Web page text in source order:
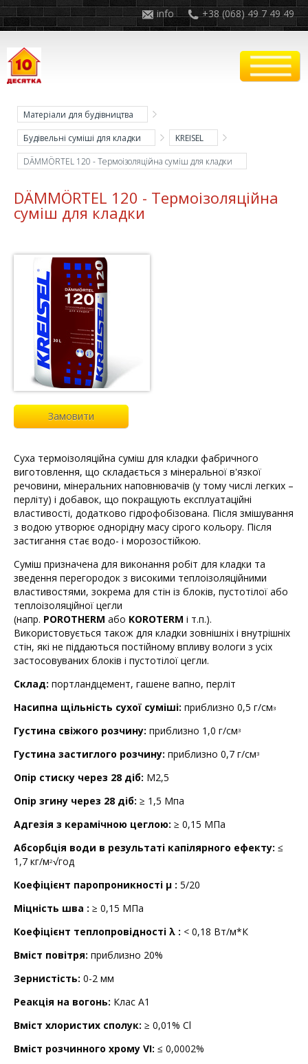
+38 (068) 49 7 49 49
info
Матеріали для будівництва
Будівельні суміші для кладки
KREISEL
DÄMMÖRTEL 120 - Термоізоляційна суміш для кладки
DÄMMÖRTEL 120 - Термоізоляційна
суміш для кладки
Замовити
Суха термоізоляційна суміш для кладки фабричного
виготовлення, що складається з мінеральної в'язкої
речовини, мінеральних наповнювачів (у тому числі легких –
перліту) і добавок, що покращують експлуатаційні
властивості, додатково гідрофобізована. Після змішування
з водою утворює однорідну масу сірого кольору. Після
застигання стає водо- і морозостійкою.
Суміш призначена для виконання робіт для кладки та
зведення перегородок з високими теплоізоляційними
властивостями, зокрема для стін із блоків, пустотілої або
теплоізоляційної цегли
(напр. POROTHERM або KOROTERM і т.п.).
Використовується також для кладки зовнішніх і внутрішніх
стін, які не піддаються постійному впливу вологи з усіх
застосовуваних блоків і пустотілої цегли.
Склад: портландцемент, гашене вапно, перліт
Насипна щільність сухої суміші: приблизно 0,5 г/см3
Густина свіжого розчину: приблизно 1,0 г/см3
Густина застиглого розчину: приблизно 0,7 г/см3
Опір стиску через 28 діб: М2,5
Опір згину через 28 діб: ≥ 1,5 Мпа
Адгезія з керамічною цеглою: ≥ 0,15 МПа
Абсорбція води в результаті капілярного ефекту: ≤
1,7 кг/м2√год
Коефіцієнт паропроникності μ : 5/20
Міцність шва : ≥ 0,15 МПа
Коефіцієнт теплопровідності λ : < 0,18 Вт/м*К
Вміст повітря: приблизно 20%
Зернистість: 0-2 мм
Реакція на вогонь: Клас А1
Вміст хлористих сполук: ≥ 0,01% Cl
Вміст розчинного хрому VI: ≤ 0,0002%